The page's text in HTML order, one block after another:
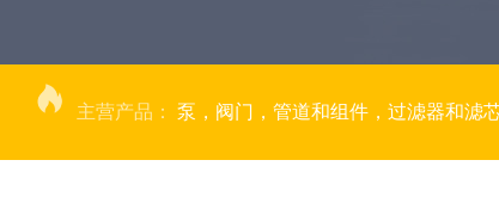
主营产品： 泵，阀门，管道和组件，过滤器和滤